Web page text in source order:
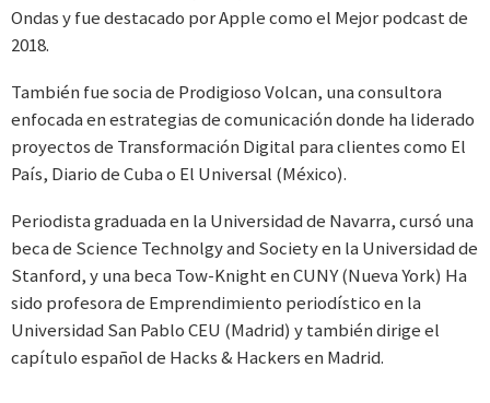
Ondas y fue destacado por Apple como el Mejor podcast de
2018.
También fue socia de Prodigioso Volcan, una consultora
enfocada en estrategias de comunicación donde ha liderado
proyectos de Transformación Digital para clientes como El
País, Diario de Cuba o El Universal (México).
Periodista graduada en la Universidad de Navarra, cursó una
beca de Science Technolgy and Society en la Universidad de
Stanford, y una beca Tow-Knight en CUNY (Nueva York) Ha
sido profesora de Emprendimiento periodístico en la
Universidad San Pablo CEU (Madrid) y también dirige el
capítulo español de Hacks & Hackers en Madrid.